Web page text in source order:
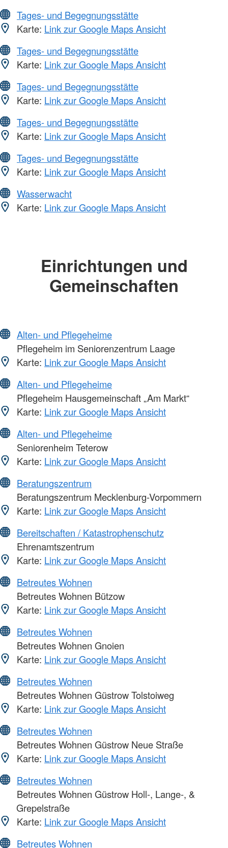
Tages- und Begegnungsstätte
Karte: Link zur Google Maps Ansicht
Tages- und Begegnungsstätte
Karte: Link zur Google Maps Ansicht
Tages- und Begegnungsstätte
Karte: Link zur Google Maps Ansicht
Tages- und Begegnungsstätte
Karte: Link zur Google Maps Ansicht
Tages- und Begegnungsstätte
Karte: Link zur Google Maps Ansicht
Wasserwacht
Karte: Link zur Google Maps Ansicht
Einrichtungen und
Gemeinschaften
Alten- und Pflegeheime
Pflegeheim im Seniorenzentrum Laage
Karte: Link zur Google Maps Ansicht
Alten- und Pflegeheime
Pflegeheim Hausgemeinschaft „Am Markt“
Karte: Link zur Google Maps Ansicht
Alten- und Pflegeheime
Seniorenheim Teterow
Karte: Link zur Google Maps Ansicht
Beratungszentrum
Beratungszentrum Mecklenburg-Vorpommern
Karte: Link zur Google Maps Ansicht
Bereitschaften / Katastrophenschutz
Ehrenamtszentrum
Karte: Link zur Google Maps Ansicht
Betreutes Wohnen
Betreutes Wohnen Bützow
Karte: Link zur Google Maps Ansicht
Betreutes Wohnen
Betreutes Wohnen Gnoien
Karte: Link zur Google Maps Ansicht
Betreutes Wohnen
Betreutes Wohnen Güstrow Tolstoiweg
Karte: Link zur Google Maps Ansicht
Betreutes Wohnen
Betreutes Wohnen Güstrow Neue Straße
Karte: Link zur Google Maps Ansicht
Betreutes Wohnen
Betreutes Wohnen Güstrow Holl-, Lange-, &
Grepelstraße
Karte: Link zur Google Maps Ansicht
Betreutes Wohnen